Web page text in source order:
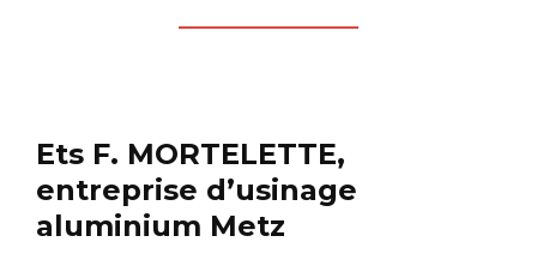
Ets F. MORTELETTE,
entreprise d’usinage
aluminium Metz